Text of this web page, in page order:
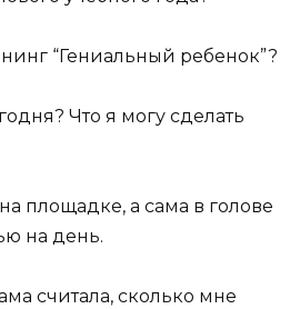
“Гениальный ребенок”?
Что я могу сделать
площадке, а сама в голове
на день.
считала, сколько мне